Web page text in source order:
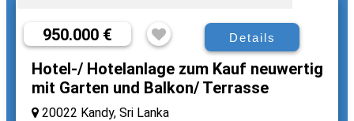
950.000 € Details
Hotel-/ Hotelanlage zum Kauf neuwertig
mit Garten und Balkon/ Terrasse
20022 Kandy, Sri Lanka